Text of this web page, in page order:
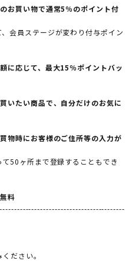
お買い物で通常5％のポイント付
会員ステージが変わり付与ポイン
に応じて、最大15％ポイントバッ
いたい商品で、自分だけのお気に
物時にお客様のご住所等の入力が
50ヶ所まで登録することもでき
料
ださい。